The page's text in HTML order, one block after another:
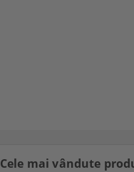
Cele mai vândute